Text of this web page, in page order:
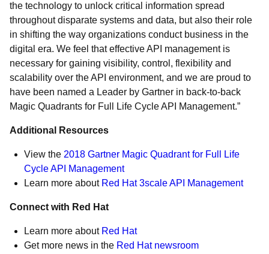
the technology to unlock critical information spread
throughout disparate systems and data, but also their role
in shifting the way organizations conduct business in the
digital era. We feel that effective API management is
necessary for gaining visibility, control, flexibility and
scalability over the API environment, and we are proud to
have been named a Leader by Gartner in back-to-back
Magic Quadrants for Full Life Cycle API Management.”
Additional Resources
View the 2018 Gartner Magic Quadrant for Full Life
Cycle API Management
Learn more about Red Hat 3scale API Management
Connect with Red Hat
Learn more about Red Hat
Get more news in the Red Hat newsroom